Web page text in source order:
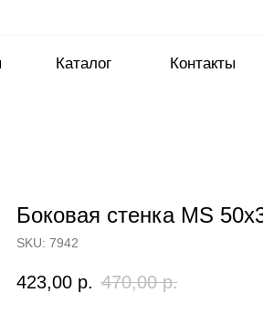
Каталог Контакты
Боковая стенка MS
SKU: 7942
423,00 р. 470,00 р.